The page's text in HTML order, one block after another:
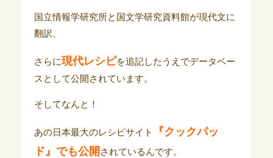
国立情報学研究所と国文学研究資料館が現代文に
翻訳、
さらに現代レシピを追記したうえでデータベー
スとして公開されています。
そしてなんと！
あの日本最大のレシピサイト
『クックパッ
ド』でも公開 されているんです。